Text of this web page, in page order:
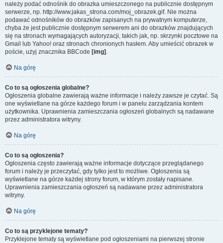
należy podać odnośnik do obrazka umieszczonego na publicznie dostępnym
serwerze, np. http://www.jakas_strona.com/moj_obrazek.gif. Nie można
podawać odnośników do obrazków zapisanych na prywatnym komputerze,
chyba że jest publicznie dostępnym serwerem ani do obrazków znajdujących
się na stronach wymagających autoryzacji, takich jak, np. skrzynki pocztowe na
Gmail lub Yahoo! oraz stronach chronionych hasłem. Aby umieścić obrazek w
poście, użyj znacznika BBCode [img] .
Na górę
Co to są ogłoszenia globalne?
Ogłoszenia globalne zawierają ważne informacje i należy zawsze je czytać. Są
one wyświetlane na górze każdego forum i w panelu zarządzania kontem
użytkownika. Uprawnienia zamieszczania ogłoszeń globalnych są nadawane
przez administratora witryny.
Na górę
Co to są ogłoszenia?
Ogłoszenia często zawierają ważne informacje dotyczące przeglądanego
forum i należy je przeczytać, gdy tylko jest to możliwe. Ogłoszenia są
wyświetlane na górze każdej strony forum, w którym zostały napisane.
Uprawnienia zamieszczania ogłoszeń są nadawane przez administratora
witryny.
Na górę
Co to są przyklejone tematy?
Przyklejone tematy są wyświetlane pod ogłoszeniami na pierwszej stronie